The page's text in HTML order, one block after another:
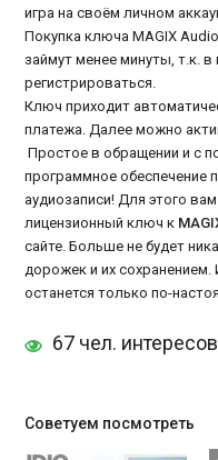
игра на своём личном
Покупка ключа MAGIX
займут менее минуты, т.к.
регистрироваться.
Ключ приходит
платежа. Далее можно
Простое в обращении и с
программное обеспечение
аудиозаписи! Для этого
лицензионный ключ к
сайте. Больше не будет
дорожек и их
останется только по-
67 чел.
Советуем посмотреть